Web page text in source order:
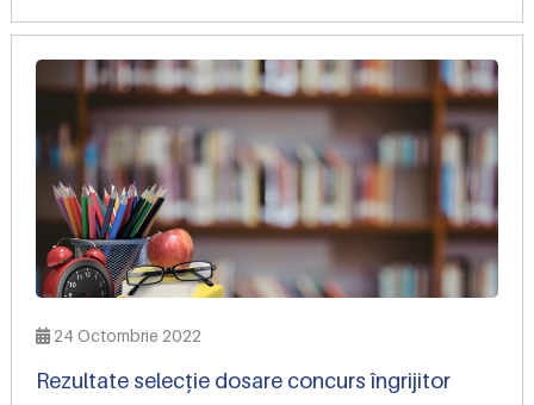
24 Octombrie 2022
Rezultate selecție dosare concurs îngrijitor